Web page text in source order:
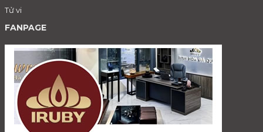
Tử vi
FANPAGE